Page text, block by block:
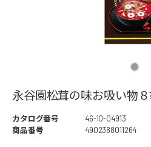
永谷園松茸の味お吸い物
カタログ番号
46-10-04913
商品番号
4902388011264